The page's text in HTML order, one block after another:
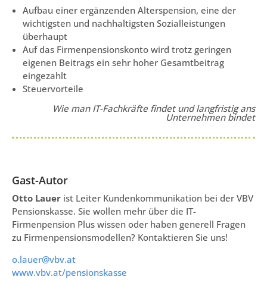
Aufbau einer ergänzenden Alterspension, eine der
wichtigsten und nachhaltigsten Sozialleistungen
überhaupt
Auf das Firmenpensionskonto wird trotz geringen
eigenen Beitrags ein sehr hoher Gesamtbeitrag
eingezahlt
Steuervorteile
Wie man IT-Fachkräfte findet und langfristig ans
Unternehmen bindet
Gast-Autor
Otto Lauer ist Leiter Kundenkommunikation bei der VBV
Pensionskasse. Sie wollen mehr über die IT-
Firmenpension Plus wissen oder haben generell Fragen
zu Firmenpensionsmodellen? Kontaktieren Sie uns!
o.lauer@vbv.at
www.vbv.at/pensionskasse